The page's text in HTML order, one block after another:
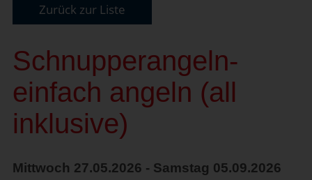
Zurück zur Liste
Schnupperangeln-
einfach angeln (all
inklusive)
Mittwoch 27.05.2026 - Samstag 05.09.2026